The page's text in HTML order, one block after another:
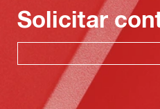
Solicitar